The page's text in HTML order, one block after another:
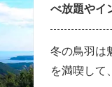
べ放題やイ
冬の鳥羽は
を満喫して